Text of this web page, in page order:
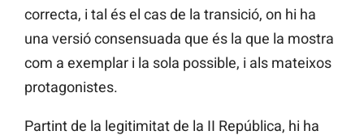
correcta, i tal és el cas de la transició, on hi ha
una versió consensuada que és la que la mostra
com a exemplar i la sola possible, i als mateixos
protagonistes.
Partint de la legitimitat de la II República, hi ha